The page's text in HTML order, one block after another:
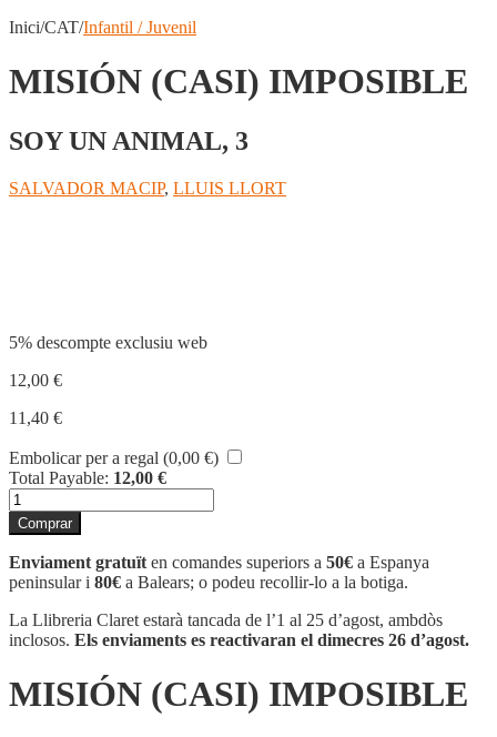
Inici/CAT/Infantil / Juvenil
MISIÓN (CASI) IMPOSIBLE
SOY UN ANIMAL, 3
SALVADOR MACIP, LLUIS LLORT
5% descompte exclusiu web
12,00 €
11,40 €
Embolicar per a regal (0,00 €)
Total Payable: 12,00 €
quantitat
de
MISIÓN
(CASI)
IMPOSIBLE
Comprar
Enviament gratuït en comandes superiors a 50€ a Espanya
peninsular i 80€ a Balears; o podeu recollir-lo a la botiga.
La Llibreria Claret estarà tancada de l’1 al 25 d’agost, ambdòs
inclosos. Els enviaments es reactivaran el dimecres 26 d’agost.
MISIÓN (CASI) IMPOSIBLE